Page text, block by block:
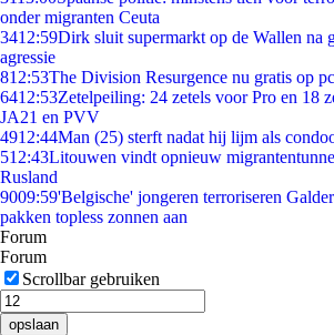
onder migranten Ceuta
3412:59Dirk sluit supermarkt op de Wallen na
agressie
812:53The Division Resurgence nu gratis op pc
6412:53Zetelpeiling: 24 zetels voor Pro en 18
JA21 en PVV
4912:44Man (25) sterft nadat hij lijm als
512:43Litouwen vindt opnieuw
Rusland
9009:59'Belgische' jongeren terroriseren
pakken topless zonnen aan
Forum
Forum
Scrollbar gebruiken
opslaan